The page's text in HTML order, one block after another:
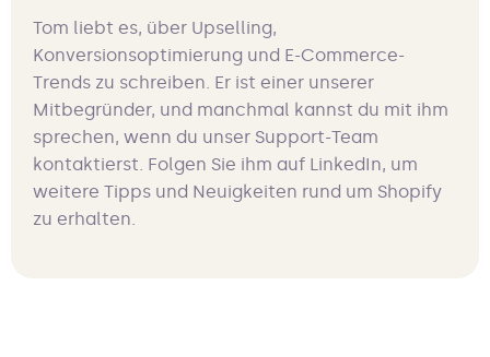
Tom liebt es, über Upselling,
Konversionsoptimierung und E-Commerce-
Trends zu schreiben. Er ist einer unserer
Mitbegründer, und manchmal kannst du mit ihm
sprechen, wenn du unser Support-Team
kontaktierst. Folgen Sie ihm auf LinkedIn, um
weitere Tipps und Neuigkeiten rund um Shopify
zu erhalten.